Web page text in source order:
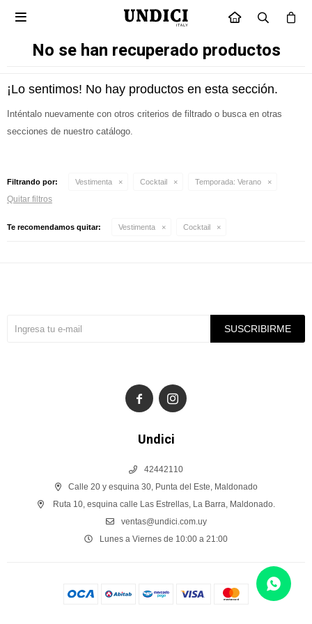
INICIO

No se han recuperado productos
¡Lo sentimos! No hay productos en esta sección.
Inténtalo nuevamente con otros criterios de filtrado o busca en otras
secciones de nuestro catálogo.
Filtrando por: Vestimenta Cocktail Temporada: Verano
Quitar filtros
Te recomendamos quitar: Vestimenta Cocktail
Undici
42442110
Calle 20 y esquina 30, Punta del Este, Maldonado
Ruta 10, esquina calle Las Estrellas, La Barra, Maldonado.
ventas@undici.com.uy
Lunes a Viernes de 10:00 a 21:00
SUSCRIBIRME
 